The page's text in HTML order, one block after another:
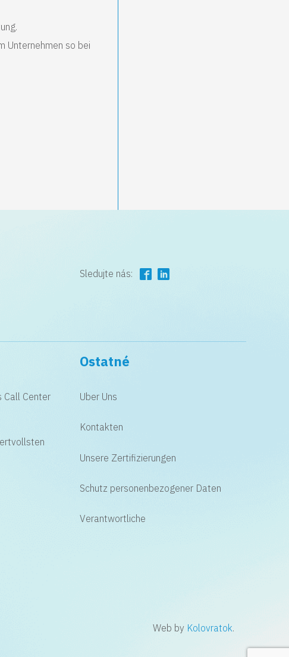
Unternehmen so bei
Sledujte nás:
Call Center
Ostatné
Uber Uns
Kontakten
Unsere Zertifizierungen
Schutz personenbezogener Daten
Verantwortliche
Web by Kolovratok.